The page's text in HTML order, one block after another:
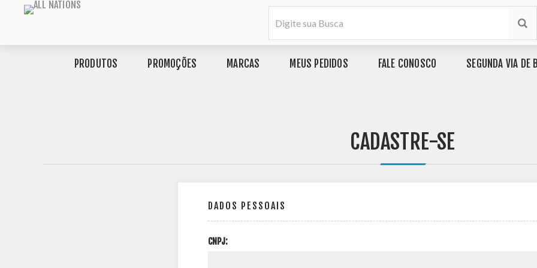
PRODUTOS PROMOÇÕES MARCAS MEUS PEDIDOS FALE CONOSCO SEGUNDA VIA DE
CADASTRE-SE
DADOS PESSOAIS
CNPJ: